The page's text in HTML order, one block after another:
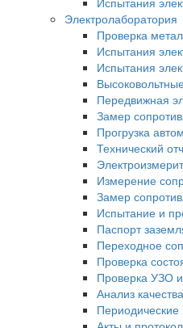
Электролаборатория
Проверка
Испытания
Испытания
Передвижная
Замер
Прогрузка
Технический
Измерение
Замер
Испытание и
Паспорт
Переходное
Проверка
Проверка УЗО
Анализ
Периодические